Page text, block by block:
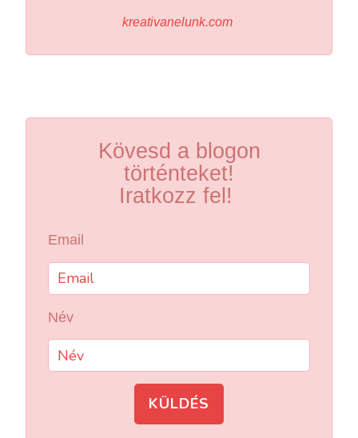
kreativanelunk.com
Kövesd a blogon
történteket!
Iratkozz fel!
Email
Név
KÜLDÉS